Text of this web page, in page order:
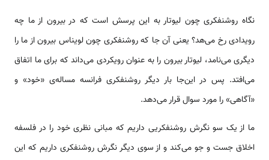
نگاه روشنفکری چون لیوتار به این پرسش است که در بیرون از ما چه
رویدادی رخ می‌هد؟ یعنی آن جا که روشنفکری چون لویناس بیرون از ما را
دیگری می‌نامد، لیوتار بیرون را به عنوان رویکردی می‌داند که برای ما اتفاق
می‌افتد. پس در این‌جا بار دیگر روشنفکری فرانسه مساله‌ی «خود» و
«آگاهی» را مورد سوال قرار می‌دهد.
ما از یک سو نگرش روشنفکریی داریم که مبانی نظری خود را در فلسفه‌
اخلاق جست و جو می‌کند و از سوی دیگر نگرش روشنفکری داریم که این